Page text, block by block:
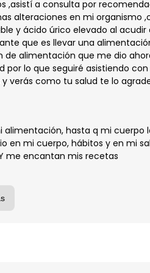
,asistí a consulta por
alteraciones en mi organismo
y ácido úrico elevado al acudir
que es llevar una
de alimentación que me dio
lo que seguiré asistiendo con
verás como tu salud te lo
alimentación, hasta q mi cuerpo
en mi cuerpo, hábitos y en mi
me encantan mis recetas